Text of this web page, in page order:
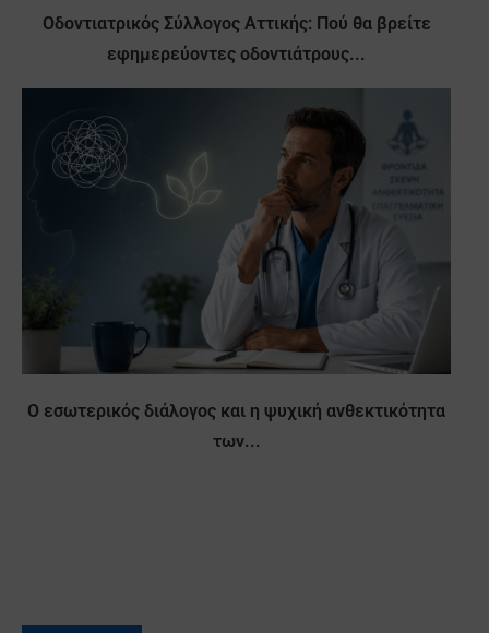
Οδοντιατρικός Σύλλογος Αττικής: Πού θα βρείτε
εφημερεύοντες οδοντιάτρους...
Ο εσωτερικός διάλογος και η ψυχική ανθεκτικότητα
των...